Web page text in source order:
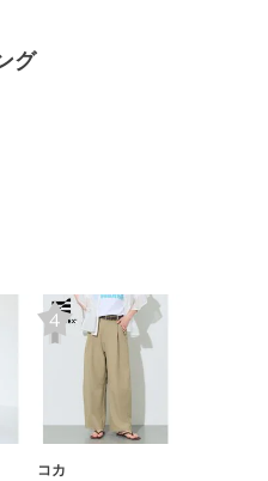
グ
コカ